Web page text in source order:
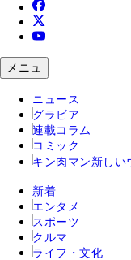
メニュ
ニュース
グラビア
連載コラム
コミック
キン肉マン 新しい
新着
エンタメ
スポーツ
クルマ
ライフ・文化